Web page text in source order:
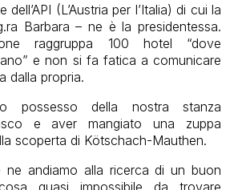
(L’Austria per l’Italia) di cui la
Barbara – ne è la presidentessa.
raggruppa 100 hotel “dove
e non si fa fatica a comunicare
dalla propria.
possesso della nostra stanza
e aver mangiato una zuppa
scoperta di Kötschach-Mauthen.
ne andiamo alla ricerca di un buon
quasi impossibile da trovare